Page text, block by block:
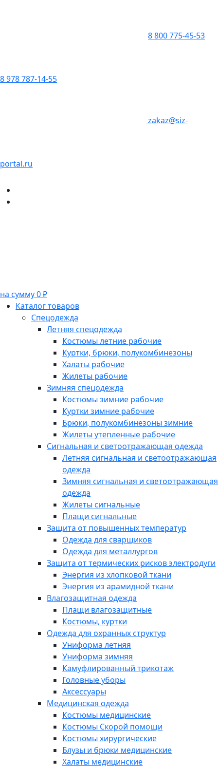
8 800 775-45-53
8 978 787-14-55
zakaz@siz-
portal.ru
на сумму 0 ₽
Каталог товаров
Спецодежда
Летняя спецодежда
Костюмы летние рабочие
Куртки, брюки, полукомбинезоны
Халаты рабочие
Жилеты рабочие
Зимняя спецодежда
Костюмы зимние рабочие
Куртки зимние рабочие
Брюки, полукомбинезоны зимние
Жилеты утепленные рабочие
Сигнальная и светоотражающая одежда
Летняя сигнальная и светоотражающая
одежда
Зимняя сигнальная и светоотражающая
одежда
Жилеты сигнальные
Плащи сигнальные
Защита от повышенных температур
Одежда для сварщиков
Одежда для металлургов
Защита от термических рисков электродуги
Энергия из хлопковой ткани
Энергия из арамидной ткани
Влагозащитная одежда
Плащи влагозащитные
Костюмы, куртки
Одежда для охранных структур
Униформа летняя
Униформа зимняя
Камуфлированный трикотаж
Головные уборы
Аксессуары
Медицинская одежда
Костюмы медицинские
Костюмы Скорой помощи
Костюмы хирургические
Блузы и брюки медицинские
Халаты медицинские